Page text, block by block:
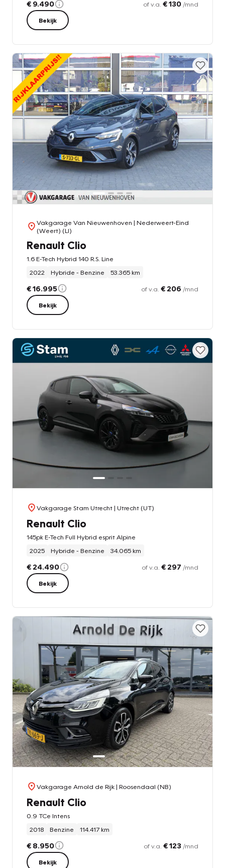
€ 9.490 of v.a. € 130 /mnd
Bekijk
Vakgarage Van Nieuwenhoven | Nederweert-Eind
(Weert) (LI)
Renault Clio
1.6 E-Tech Hybrid 140 R.S. Line
2022
Hybride - Benzine 53.365 km
€ 16.995 of v.a. € 206 /mnd
Bekijk
Vakgarage Stam Utrecht| Utrecht (UT)
Renault Clio
145pk E-Tech Full Hybrid esprit Alpine
2025
Hybride - Benzine 34.065 km
€ 24.490 of v.a. € 297 /mnd
Bekijk
Vakgarage Arnold de Rijk| Roosendaal (NB)
Renault Clio
0.9 TCe Intens
2018
Benzine 114.417 km
€ 8.950 of v.a. € 123 /mnd
Bekijk